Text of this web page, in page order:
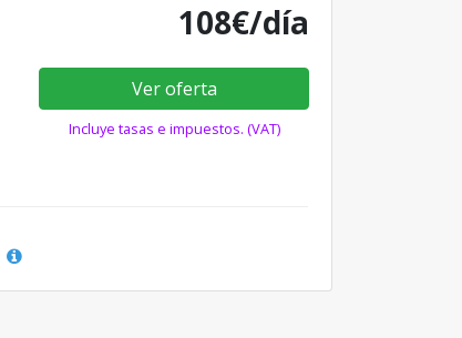
108€/día
Ver oferta
Incluye tasas e impuestos. (VAT)